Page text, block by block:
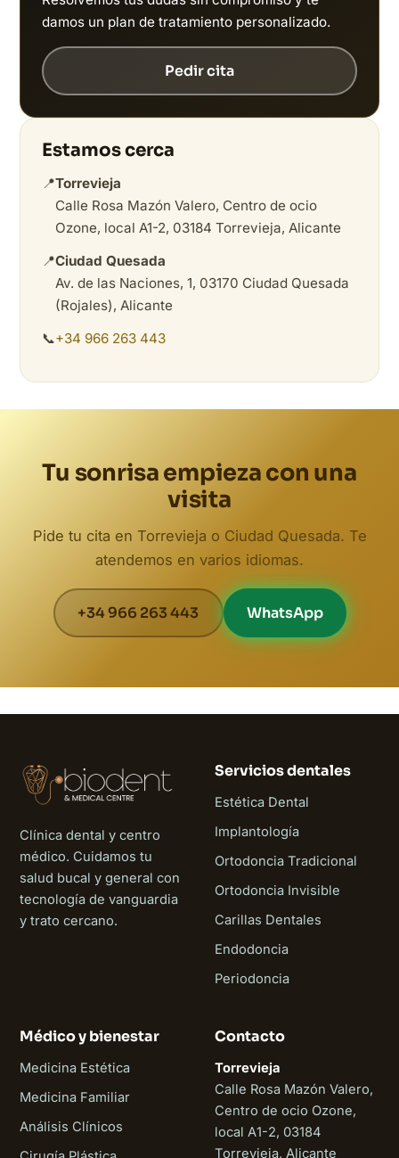
damos un plan de tratamiento personalizado.
Pedir cita
Estamos cerca
📍Torrevieja
Calle Rosa Mazón Valero, Centro de ocio
Ozone, local A1-2, 03184 Torrevieja, Alicante
📍Ciudad Quesada
Av. de las Naciones, 1, 03170 Ciudad Quesada
(Rojales), Alicante
📞+34 966 263 443
Tu sonrisa empieza con una
visita
Pide tu cita en Torrevieja o Ciudad Quesada. Te
atendemos en varios idiomas.
+34 966 263 443 WhatsApp
Clínica dental y centro
médico. Cuidamos tu
salud bucal y general con
tecnología de vanguardia
y trato cercano.
Servicios dentales
Estética Dental
Implantología
Ortodoncia Tradicional
Ortodoncia Invisible
Carillas Dentales
Endodoncia
Periodoncia
Médico y bienestar
Medicina Estética
Medicina Familiar
Análisis Clínicos
Contacto
Torrevieja
Calle Rosa Mazón Valero,
Centro de ocio Ozone,
local A1-2, 03184
Torrevieja, Alicante